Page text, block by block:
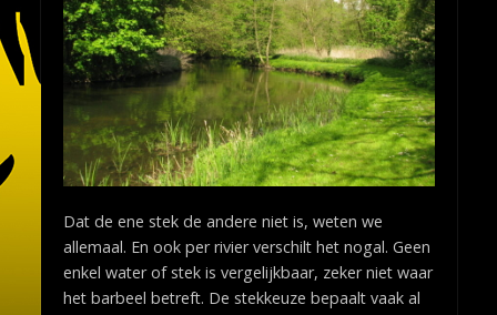
Dat de ene stek de andere niet is, weten we
allemaal. En ook per rivier verschilt het nogal. Geen
enkel water of stek is vergelijkbaar, zeker niet waar
het barbeel betreft. De stekkeuze bepaalt vaak al